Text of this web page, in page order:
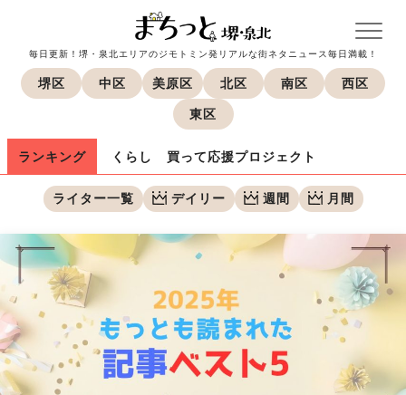
毎日更新！堺・泉北エリアのジモトミン発リアルな街ネタニュース毎日満載！
堺区 中区 美原区 北区 南区 西区
東区
ランキング くらし 買って応援プロジェクト
ライター一覧 デイリー 週間 月間